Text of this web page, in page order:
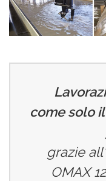
come solo
grazie
OMAX